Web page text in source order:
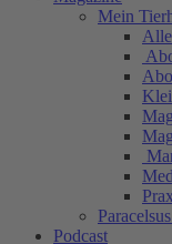
Mein
Podcast